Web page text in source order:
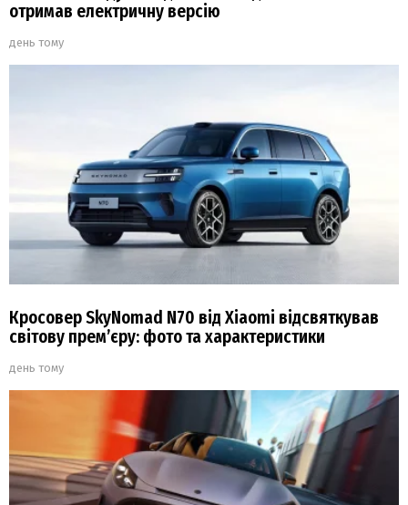
отримав електричну версію
день тому
Кросовер SkyNomad N70 від Xiaomi відсвяткував
світову прем’єру: фото та характеристики
день тому